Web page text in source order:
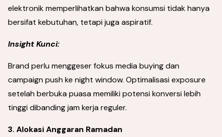
elektronik memperlihatkan bahwa konsumsi tidak hanya
bersifat kebutuhan, tetapi juga aspiratif.
Insight Kunci:
Brand perlu menggeser fokus media buying dan
campaign push ke night window. Optimalisasi exposure
setelah berbuka puasa memiliki potensi konversi lebih
tinggi dibanding jam kerja reguler.
3. Alokasi Anggaran Ramadan